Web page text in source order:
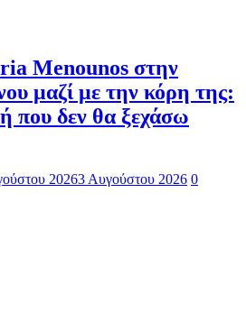
Menounos στην
μαζί με την κόρη της:
που δεν θα ξεχάσω
20263 Αυγούστου 2026 0